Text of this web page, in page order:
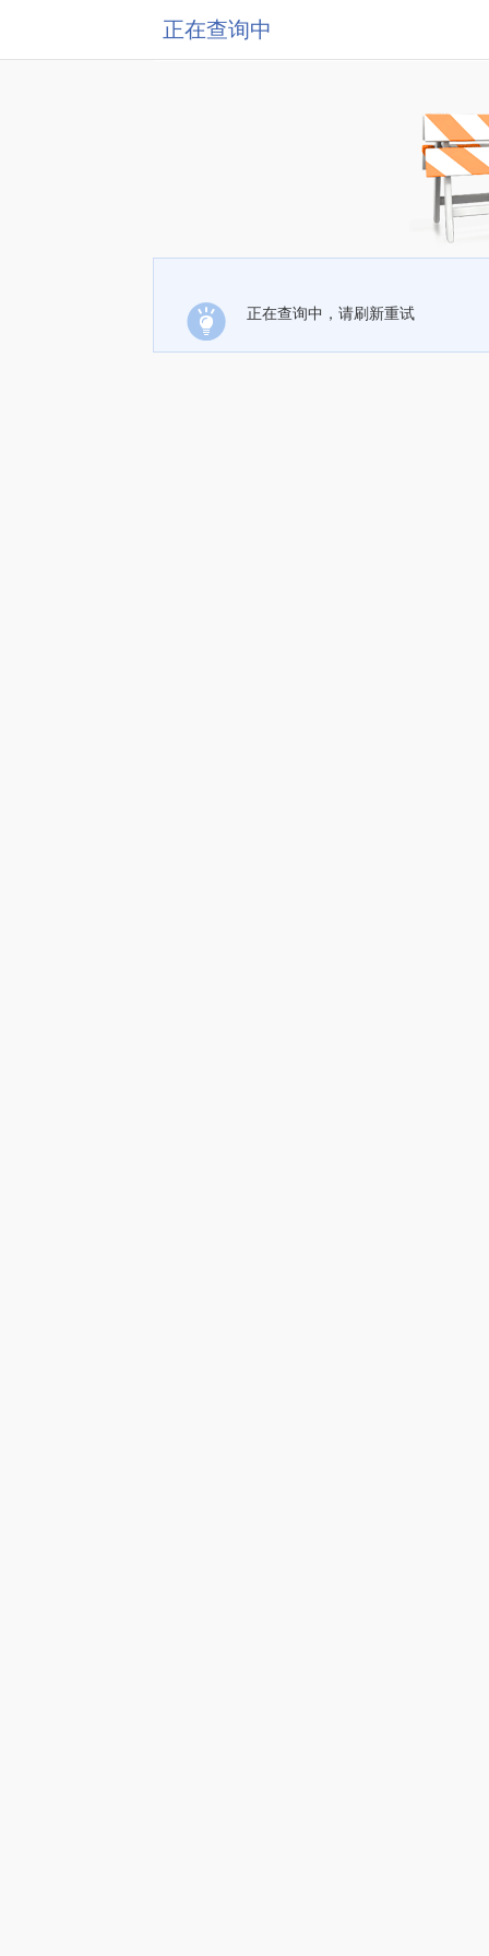
正在查询中
正在查询中，请刷新重试